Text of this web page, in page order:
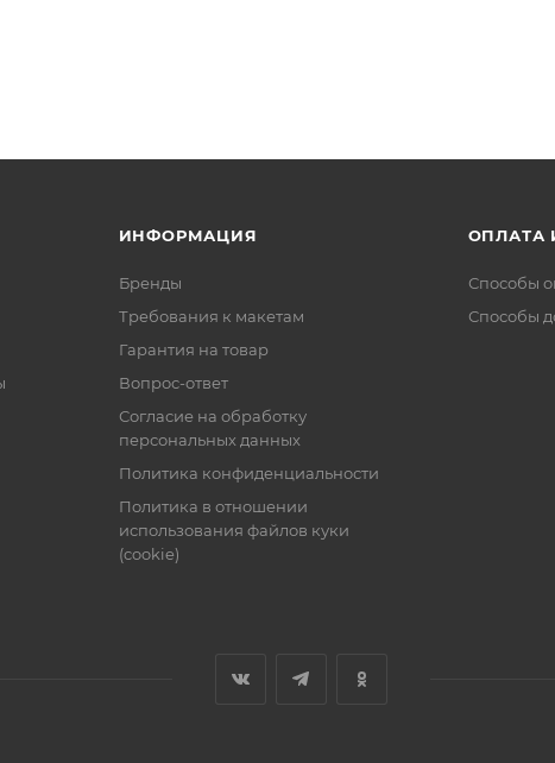
ИНФОРМАЦИЯ
Бренды
Требования к макетам
Гарантия на товар
Вопрос-ответ
Согласие на обработку
персональных данных
Политика конфиденциальности
Политика в отношении
использования файлов куки
(cookie)
ОПЛАТА
Способы
Способы